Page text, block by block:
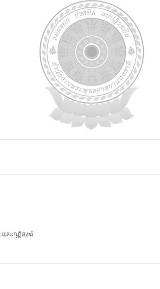
และกุฏิสงฆ์